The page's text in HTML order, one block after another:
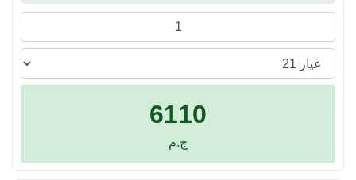
6110
ج.م